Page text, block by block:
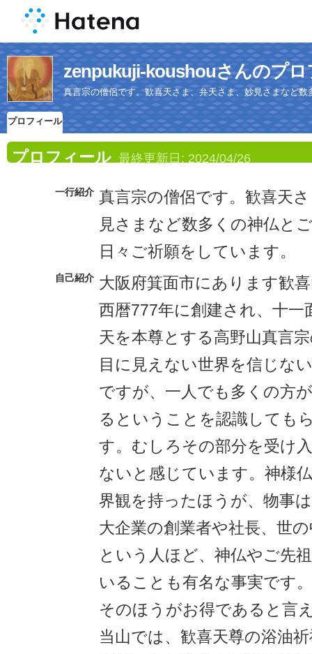
zenpukuji-koushouさんのプロ
真言宗の僧侶です。歓喜天さま、弁天さま、妙見さまなど
プロフィール
プロフィール 最終更新日: 2024/04/26
一行紹介 真言宗の僧侶です。歓喜天
見さまなど数多くの神仏と
日々ご祈願をしています。
自己紹介 大阪府箕面市にあります歓
西暦777年に創建され、十一
天を本尊とする高野山真言
目に見えない世界を信じな
ですが、一人でも多くの方
るということを認識しても
す。むしろその部分を受け
ないと感じています。神様
界観を持ったほうが、物事
大企業の創業者や社長、世
という人ほど、神仏やご先
いることも有名な事実です。
そのほうがお得であると言
当山では、歓喜天尊の浴油